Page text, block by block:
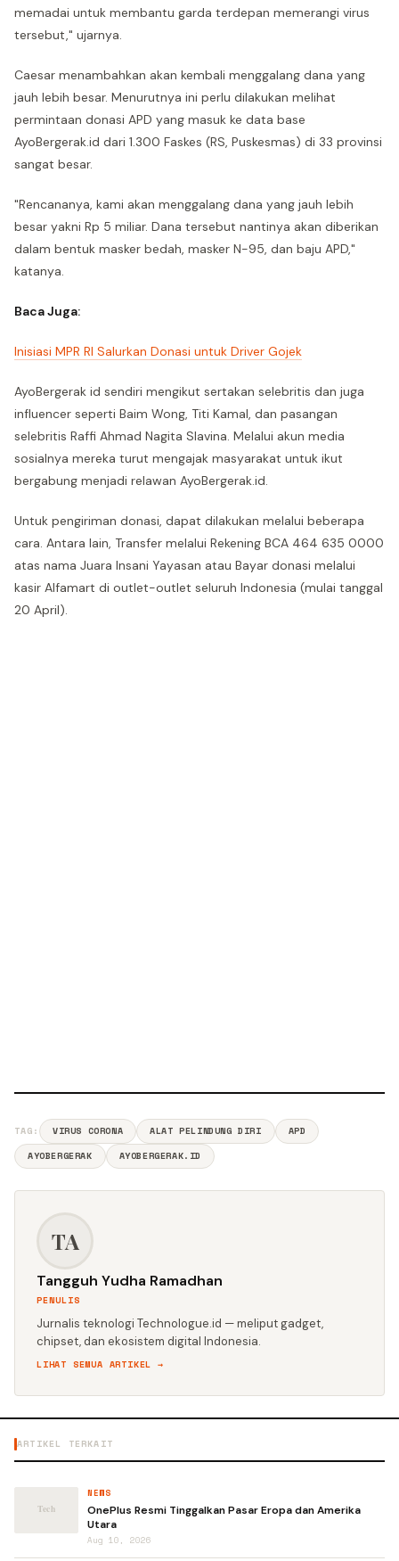
memadai untuk membantu garda terdepan memerangi virus
tersebut," ujarnya.
Caesar menambahkan akan kembali menggalang dana yang
jauh lebih besar. Menurutnya ini perlu dilakukan melihat
permintaan donasi APD yang masuk ke data base
AyoBergerak.id dari 1.300 Faskes (RS, Puskesmas) di 33 provinsi
sangat besar.
"Rencananya, kami akan menggalang dana yang jauh lebih
besar yakni Rp 5 miliar. Dana tersebut nantinya akan diberikan
dalam bentuk masker bedah, masker N-95, dan baju APD,"
katanya.
Baca Juga:
Inisiasi MPR RI Salurkan Donasi untuk Driver Gojek
AyoBergerak id sendiri mengikut sertakan selebritis dan juga
influencer seperti Baim Wong, Titi Kamal, dan pasangan
selebritis Raffi Ahmad Nagita Slavina. Melalui akun media
sosialnya mereka turut mengajak masyarakat untuk ikut
bergabung menjadi relawan AyoBergerak.id.
Untuk pengiriman donasi, dapat dilakukan melalui beberapa
cara. Antara lain, Transfer melalui Rekening BCA 464 635 0000
atas nama Juara Insani Yayasan atau Bayar donasi melalui
kasir Alfamart di outlet-outlet seluruh Indonesia (mulai tanggal
20 April).
TAG: VIRUS CORONA ALAT PELINDUNG DIRI
APD
AYOBERGERAK
AYOBERGERAK.ID
TA
Tangguh Yudha Ramadhan
PENULIS
Jurnalis teknologi Technologue.id — meliput gadget,
chipset, dan ekosistem digital Indonesia.
LIHAT SEMUA ARTIKEL →
ARTIKEL TERKAIT
NEWS
OnePlus Resmi Tinggalkan Pasar Eropa dan Amerika
Utara
Aug 10, 2026